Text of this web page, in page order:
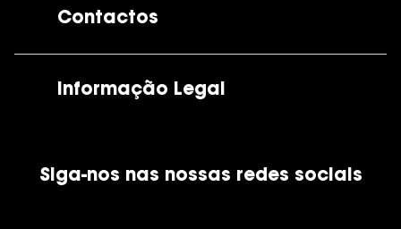
Contactos
Informação Legal
Política de Cookies
Siga-nos nas nossas redes sociais